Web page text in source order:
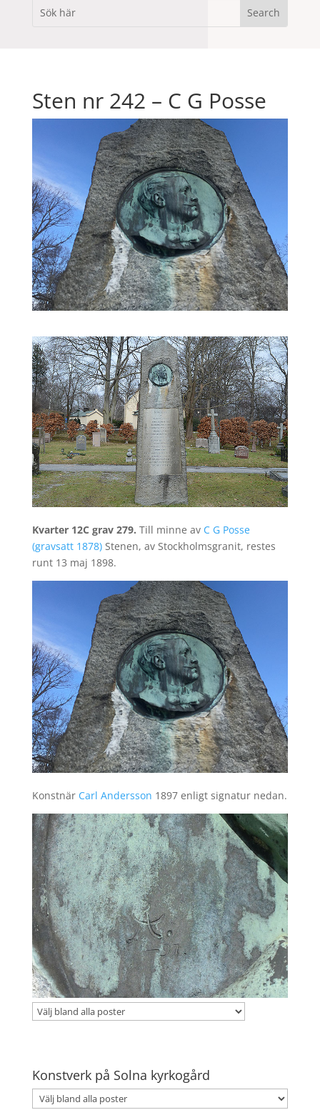
Sten nr 242 – C G Posse
Kvarter 12C grav 279. Till minne av C G Posse
(gravsatt 1878)Stenen, av Stockholmsgranit, restes
runt 13 maj 1898.
Konstnär Carl Andersson 1897 enligt signatur nedan.
Konstverk på Solna kyrkogård